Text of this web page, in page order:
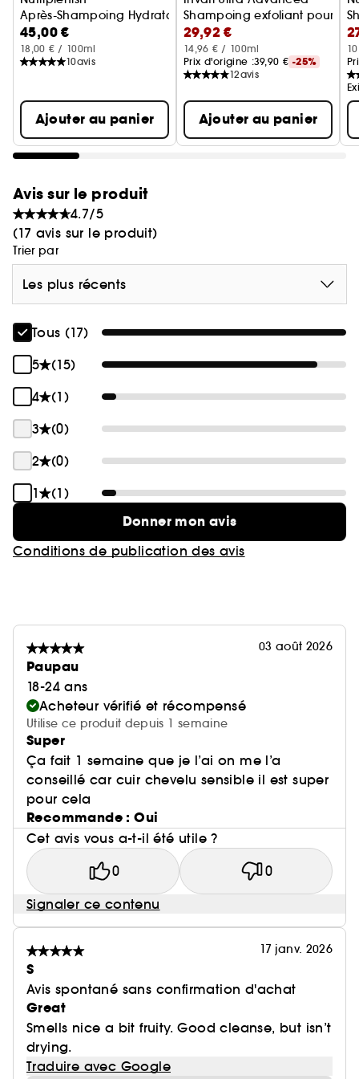
Après-Shampoing Hydratant Cheveux Fins
45,00 €
18,00 € / 100ml
10avis
Ajouter au panier
Shampoing exfoliant pour
29,92 €
14,96 € / 100ml
Prix d'origine :39,90 € -25%
12avis
Ajouter au panier
Avis sur le produit
4.7/5
(17 avis sur le produit)
Trier par
Les plus récents
Tous (17)
5
(15)
4
(1)
3
(0)
2
(0)
1
(1)
Donner mon avis
Conditions de publication des avis
03 août 2026
Paupau
18-24 ans
Acheteur vérifié et récompensé
Utilise ce produit depuis 1 semaine
Super
Ça fait 1 semaine que je l’ai on me l’a
conseillé car cuir chevelu sensible il est super
pour cela
Recommande : Oui
Cet avis vous a-t-il été utile ?
0 0
Signaler ce contenu
17 janv. 2026
S
Avis spontané sans confirmation d'achat
Great
Smells nice a bit fruity. Good cleanse, but isn’t
drying.
Traduire avec Google